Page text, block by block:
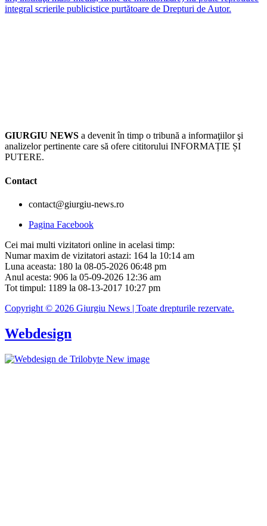
integral scrierile publicistice purtătoare de Drepturi de Autor.
GIURGIU NEWS a devenit în timp o tribună a informaţiilor şi
analizelor pertinente care să ofere cititorului INFORMAȚIE ȘI
PUTERE.
Contact
contact@giurgiu-news.ro
Pagina Facebook
Cei mai multi vizitatori online in acelasi timp:
Numar maxim de vizitatori astazi: 164 la 10:14 am
Luna aceasta: 180 la 08-05-2026 06:48 pm
Anul acesta: 906 la 05-09-2026 12:36 am
Tot timpul: 1189 la 08-13-2017 10:27 pm
Copyright © 2026 Giurgiu News | Toate drepturile rezervate.
Webdesign